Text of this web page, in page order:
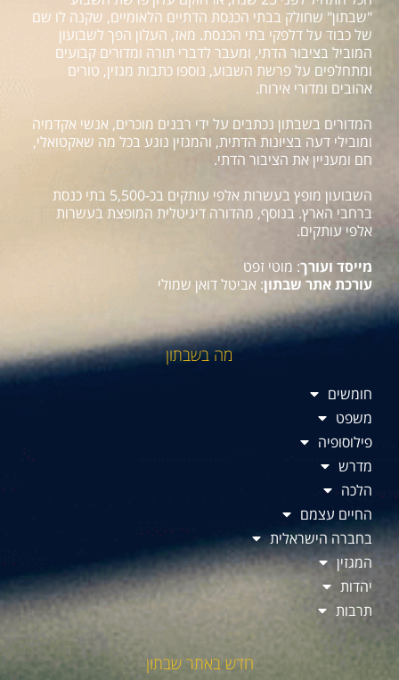
"שבתון" שחולק בבתי הכנסת הדתיים הלאומיים, שקנה לו שם
של כבוד על דלפקי בתי הכנסת. מאז, העלון הפך לשבועון
המוביל בציבור הדתי, ומעבר לדברי תורה ומדורים קבועים
ומתחלפים על פרשת השבוע, נוספו כתבות מגזין, טורים
אהובים ומדורי אירוח.
המדורים בשבתון נכתבים על ידי רבנים מוכרים, אנשי אקדמיה
ומובילי דעה בציונות הדתית, והמגזין נוגע בכל מה שאקטואלי,
חם ומעניין את הציבור הדתי.
השבועון מופץ בעשרות אלפי עותקים בכ-5,500 בתי כנסת
ברחבי הארץ. בנוסף, מהדורה דיגיטלית המופצת בעשרות
אלפי עותקים.
מייסד ועורך: מוטי זפט
עורכת אתר שבתון: אביטל דואן שמולי
מה בשבתון
חומשים
משפט
פילוסופיה
מדרש
הלכה
החיים עצמם
בחברה הישראלית
המגזין
יהדות
תרבות
חדש באתר שבתון